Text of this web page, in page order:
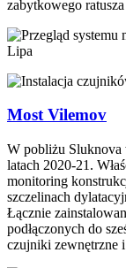
Most Vilemov
W pobliżu Sluknova
latach 2020-21.
monitoring
szczelinach
Łącznie
podłączonych do
czujniki zewnętrzne